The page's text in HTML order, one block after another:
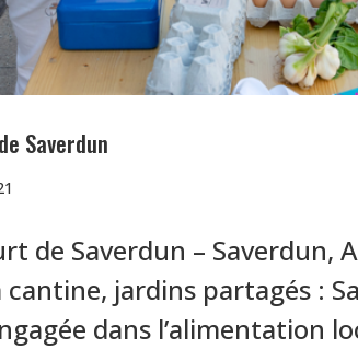
Saverdun
de Saverdun – Saverdun,
cantine, jardins partagés :
dans l’alimentation